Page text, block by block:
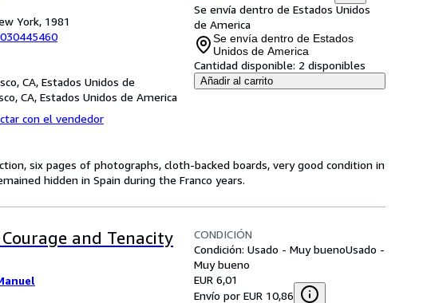
York, 1981
CA, Estados Unidos de
CA, Estados Unidos de America
con el vendedor
Se envía dentro de Estados Unidos
de America
Se envía dentro de Estados
Unidos de America
Cantidad disponible: 2 disponibles
Añadir al carrito
six pages of photographs, cloth-backed boards, very good condition in
hidden in Spain during the Franco years.
and Tenacity
CONDICIÓN
Condición: Usado - Muy buenoUsado -
Muy bueno
EUR 6,01
Envío por EUR 10,86